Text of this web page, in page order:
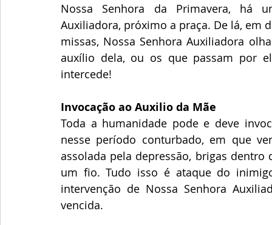
Nossa Senhora da Primavera, há
Auxiliadora, próximo a praça. De lá, em
missas, Nossa Senhora Auxiliadora
auxílio dela, ou os que passam por
intercede!
Invocação ao Auxilio da Mãe
Toda a humanidade pode e deve
nesse período conturbado, em que
assolada pela depressão, brigas
um fio. Tudo isso é ataque do
intervenção de Nossa Senhora
vencida.